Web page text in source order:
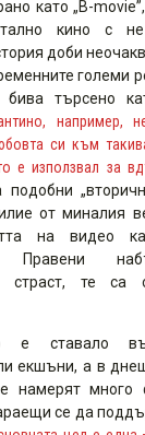
като „B-
кино с
доби
големи
търсено
например,
си към
е използвал за
подобни
от миналия
на видео
Правени
страст, те са
е ставало
екшъни, а в
намерят много
се да